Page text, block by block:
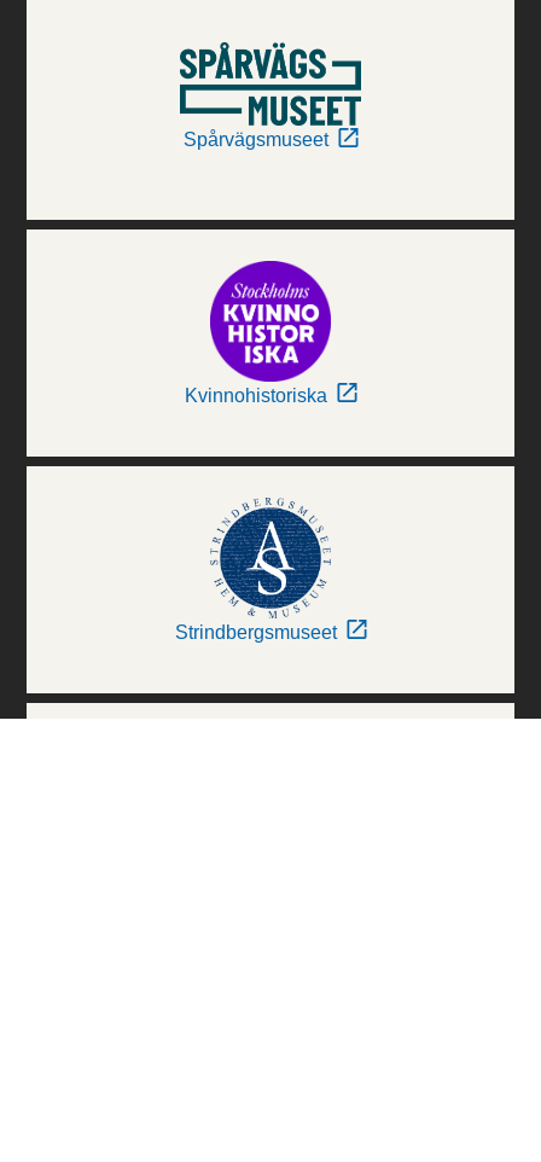
Spårvägsmuseet
Kvinnohistoriska
Strindbergsmuseet